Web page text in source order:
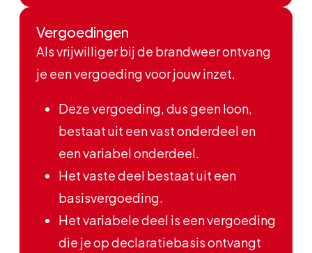
Vergoedingen
Als vrijwilliger bij de brandweer ontvang
je een vergoeding voor jouw inzet.
Deze vergoeding, dus geen loon,
bestaat uit een vast onderdeel en
een variabel onderdeel.
Het vaste deel bestaat uit een
basisvergoeding.
Het variabele deel is een vergoeding
die je op declaratiebasis ontvangt